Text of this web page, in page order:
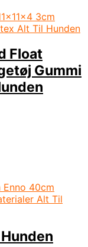
Float
Gummi